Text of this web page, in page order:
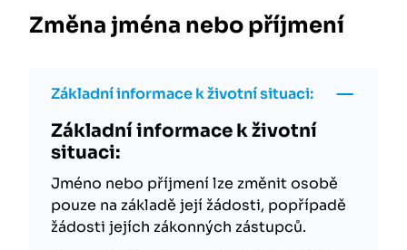
Změna jména nebo příjmení
Základní informace k životní situaci:
Základní informace k životní
situaci:
Jméno nebo příjmení lze změnit osobě
pouze na základě její žádosti, popřípadě
žádosti jejích zákonných zástupců.